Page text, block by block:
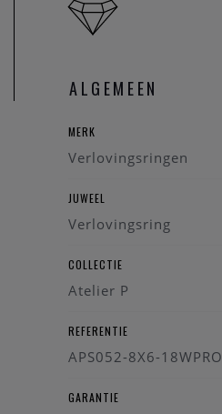
We brengen u graag op de hoogte.
ALGEMEEN
MERK
Verlovingsringen
JUWEEL
Verlovingsring
COLLECTIE
Atelier P
REFERENTIE
APS052-8X6-18WPRO
GARANTIE